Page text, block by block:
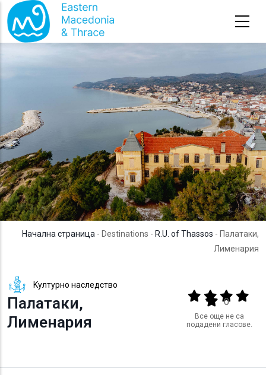
Премини към основното съдържание
Начална страница - Destinations - R.U. of Thassos - Палатаки,
Лименария
Kултурно наследство
Палатаки,
Лименария
Output format
(star)(star)(star)
(star)
0
Все още не са
подадени гласове.